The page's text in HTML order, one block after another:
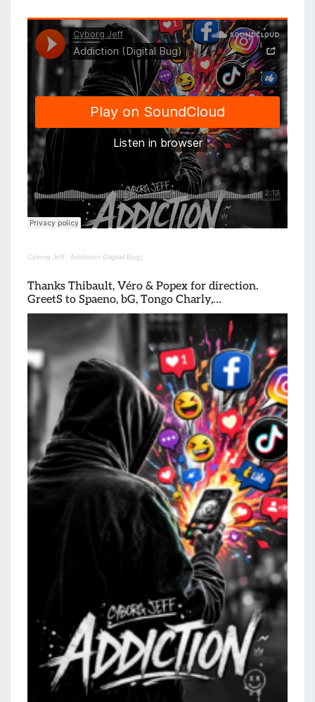
Cyborg Jeff · Addiction (Digital Bug)
Thanks Thibault, Véro & Popex for direction.
GreetS to Spaeno, bG, Tongo Charly,…